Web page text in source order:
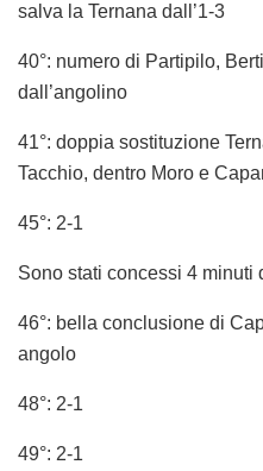
salva la Ternana dall’1-3
40°: numero di Partipilo,
dall’angolino
41°: doppia sostituzione
Tacchio, dentro Moro e
45°: 2-1
Sono stati concessi 4 minuti
46°: bella conclusione di
angolo
48°: 2-1
49°: 2-1